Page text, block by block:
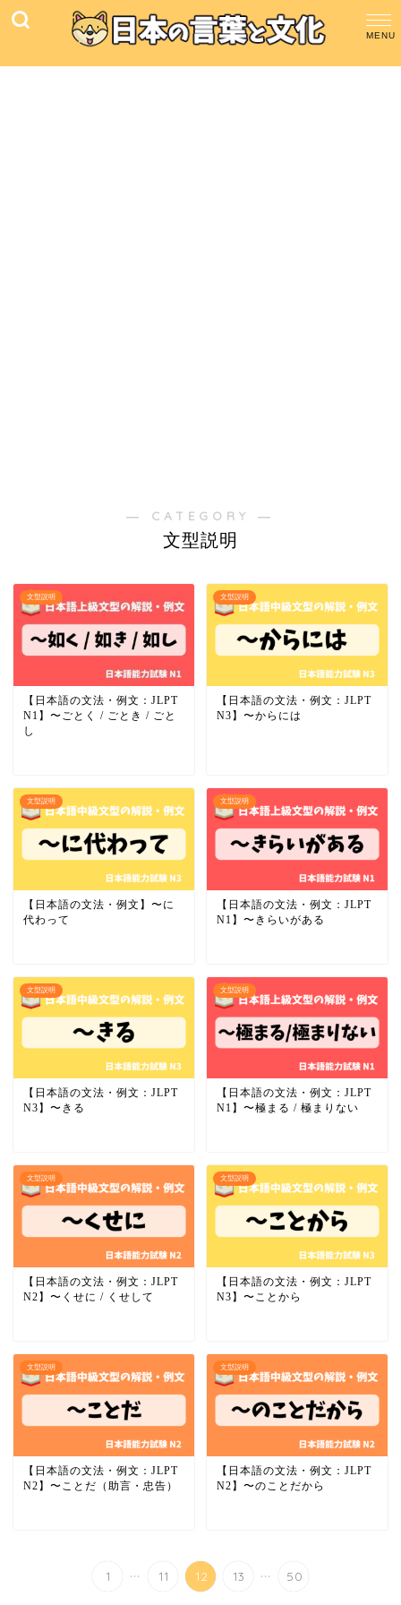
― CATEGORY ―
文型説明
文型説明
【日本語の文法・例文：JLPT
N1】〜ごとく / ごとき / ごと
し
文型説明
【日本語の文法・例文：JLPT
N3】〜からには
文型説明
【日本語の文法・例文】〜に
代わって
文型説明
【日本語の文法・例文：JLPT
N1】〜きらいがある
文型説明
【日本語の文法・例文：JLPT
N3】〜きる
文型説明
【日本語の文法・例文：JLPT
N1】〜極まる / 極まりない
文型説明
【日本語の文法・例文：JLPT
N2】〜くせに / くせして
文型説明
【日本語の文法・例文：JLPT
N3】〜ことから
文型説明
【日本語の文法・例文：JLPT
N2】〜ことだ（助言・忠告）
文型説明
【日本語の文法・例文：JLPT
N2】〜のことだから
1 ... 11 12 13 ... 50